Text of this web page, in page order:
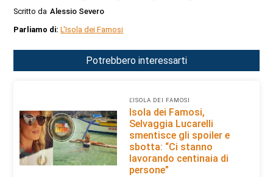
Scritto da Alessio Severo
Parliamo di:L'Isola dei Famosi
Potrebbero interessarti
L'ISOLA DEI FAMOSI
Isola dei Famosi,
Selvaggia Lucarelli
smentisce gli spoiler e
sbotta: “Ci stanno
lavorando centinaia di
persone”